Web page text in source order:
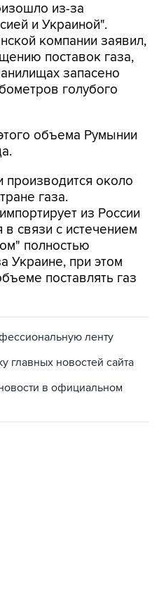
из-за
и Украиной".
компании заявил,
поставок газа,
запасено
голубого
объема Румынии
около
газа.
из России
в связи с истечением
полностью
Украине, при этом
поставлять газ
ленту
главных новостей сайта
в официальном